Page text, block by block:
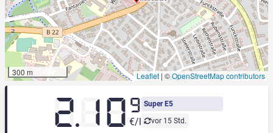
300 m Leaflet | ©OpenStreetMap contributors
Super E5
vor 15 Std.
2.109
€/l